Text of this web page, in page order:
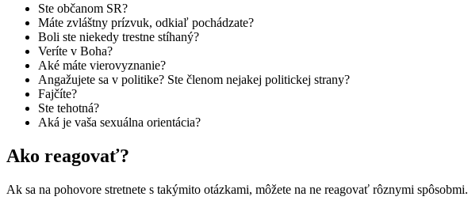
Ste občanom SR?
Máte zvláštny prízvuk, odkiaľ pochádzate?
Boli ste niekedy trestne stíhaný?
Veríte v Boha?
Aké máte vierovyznanie?
Angažujete sa v politike? Ste členom nejakej politickej strany?
Fajčíte?
Ste tehotná?
Aká je vaša sexuálna orientácia?
Ako reagovať?
Ak sa na pohovore stretnete s takýmito otázkami, môžete na ne reagovať rôznymi spôsobmi.